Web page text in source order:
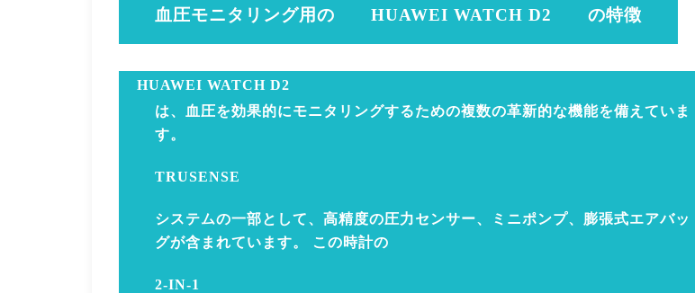
血圧モニタリング用の HUAWEI WATCH D2 の特徴
HUAWEI WATCH D2
は、血圧を効果的にモニタリングするための複数の革新的な機能を備えていま
す。
TRUSENSE
システムの一部として、高精度の圧力センサー、ミニポンプ、膨張式エアバッ
グが含まれています。 この時計の
2-IN-1